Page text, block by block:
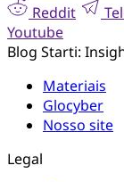
Reddit
Youtube
Blog Starti:
Materiais
Glocyber
Nosso site
Legal